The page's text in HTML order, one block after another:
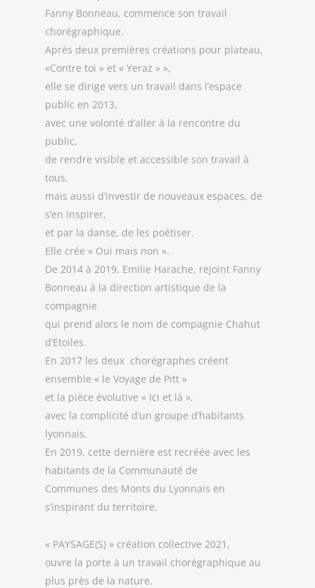
Fanny Bonneau, commence son travail
chorégraphique.
Après deux premières créations pour plateau,
«Contre toi » et « Yeraz » »,
elle se dirige vers un travail dans l’espace
public en 2013,
avec une volonté d’aller à la rencontre du
public,
de rendre visible et accessible son travail à
tous,
mais aussi d’investir de nouveaux espaces, de
s’en inspirer,
et par la danse, de les poétiser.
Elle crée « Oui mais non ».
De 2014 à 2019, Emilie Harache, rejoint Fanny
Bonneau à la direction artistique de la
compagnie
qui prend alors le nom de compagnie Chahut
d’Etoiles.
En 2017 les deux chorégraphes créent
ensemble « le Voyage de Pitt »
et la pièce évolutive « Ici et là »,
avec la complicité d’un groupe d’habitants
lyonnais.
En 2019, cette dernière est recréée avec les
habitants de la Communauté de
Communes des Monts du Lyonnais en
s’inspirant du territoire.
« PAYSAGE(S) » création collective 2021,
ouvre la porte à un travail chorégraphique au
plus près de la nature,